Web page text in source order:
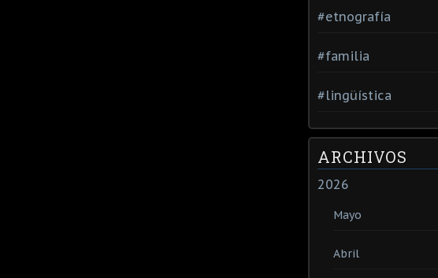
#etnografía
#familia
#lingüística
ARCHIVOS
2026
Mayo
Abril